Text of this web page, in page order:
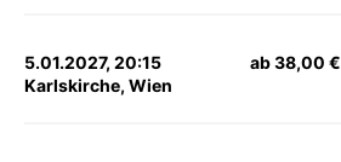
5.01.2027, 20:15
Karlskirche, Wien
ab 38,00 €